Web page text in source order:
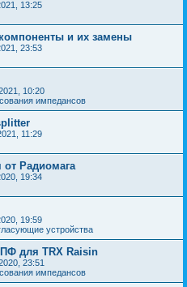
13:25
и их замены
23:53
10:20
импедансов
11:29
Радиомага
19:34
19:59
устройства
для TRX Raisin
23:51
импедансов